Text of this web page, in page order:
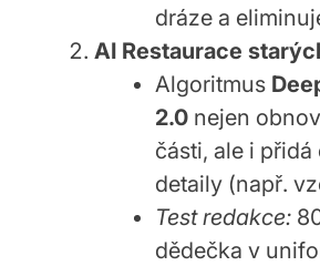
dráze a
AI Restaurace
Algoritmus
2.0 nejen
části, ale i
detaily (např.
Test redakce:
dědečka v